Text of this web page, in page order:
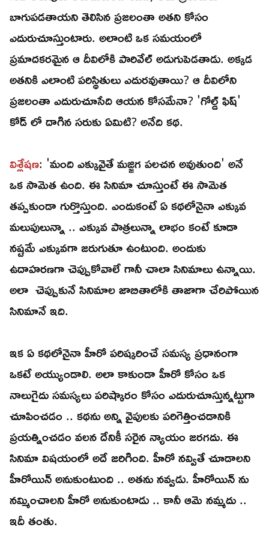
బాగుపడతాయని తెలిసిన ప్రజలంతా అతని కోసం
ఎదురుచూస్తుంటారు. అలాంటి ఒక సమయంలో
ప్రమాదకరమైన ఆ దీవిలోకి పారివేల్ అడుగుపెడతాడు. అక్కడ
అతనికి ఎలాంటి పరిస్థితులు ఎదురవుతాయి? ఆ దీవిలోని
ప్రజలంతా ఎదురుచూసేది ఆయన కోసమేనా? 'గోల్డ్ ఫిష్'
కోడ్ లో దాగిన సరుకు ఏమిటి? అనేది కథ.
విశ్లేషణ: 'మంది ఎక్కువైతే మజ్జిగ పలచన అవుతుంది' అనే
ఒక సామెత ఉంది. ఈ సినిమా చూస్తుంటే ఈ సామెత
తప్పకుండా గుర్తొస్తుంది. ఎందుకంటే ఏ కథలోనైనా ఎక్కువ
మలుపులున్నా .. ఎక్కువ పాత్రలున్నా లాభం కంటే కూడా
నష్టమే ఎక్కువగా జరుగుతూ ఉంటుంది. అందుకు
ఉదాహరణగా చెప్పుకోవాలే గానీ చాలా సినిమాలు ఉన్నాయి.
అలా చెప్పుకునే సినిమాల జాబితాలోకి తాజాగా చేరిపోయిన
సినిమానే ఇది.
ఇక ఏ కథలోనైనా హీరో పరిష్కరించే సమస్య ప్రధానంగా
ఒకటే అయ్యుండాలి. అలా కాకుండా హీరో కోసం ఒక
నాలుగైదు సమస్యలు పరిష్కారం కోసం ఎదురుచూస్తున్నట్టుగా
చూపించడం .. కథను అన్ని వైపులకు పరిగెత్తించడానికి
ప్రయత్నించడం వలన దేనికీ సరైన న్యాయం జరగదు. ఈ
సినిమా విషయంలో అదే జరిగింది. హీరో నవ్వితే చూడాలని
హీరోయిన్ అనుకుంటుంది .. అతను నవ్వడు. హీరోయిన్ ను
నమ్మించాలని హీరో అనుకుంటాడు .. కానీ ఆమె నమ్మదు ..
ఇదీ తంతు.